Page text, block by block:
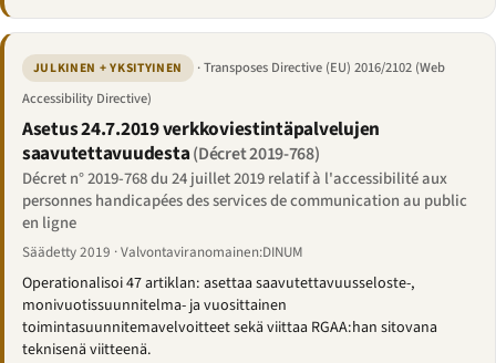
JULKINEN + YKSITYINEN
· Transposes Directive (EU) 2016/2102 (Web
Accessibility Directive)
Asetus 24.7.2019 verkkoviestintäpalvelujen
saavutettavuudesta(Décret 2019-768)
Décret n° 2019-768 du 24 juillet 2019 relatif à l'accessibilité aux
personnes handicapées des services de communication au public
en ligne
Säädetty 2019 · Valvontaviranomainen:DINUM
Operationalisoi 47 artiklan: asettaa saavutettavuusseloste-,
monivuotissuunnitelma- ja vuosittainen
toimintasuunnitemavelvoitteet sekä viittaa RGAA:han sitovana
teknisenä viitteenä.